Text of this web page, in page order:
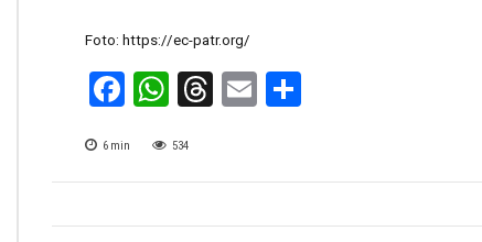
Foto: https://ec-patr.org/
Facebook
WhatsApp
Threads
Email
6 min 534